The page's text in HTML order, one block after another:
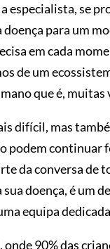
especialista, se
para um
em cada
de um
que é, muitas
difícil, mas
podem continuar
da conversa de
doença, é um
equipa
90% das